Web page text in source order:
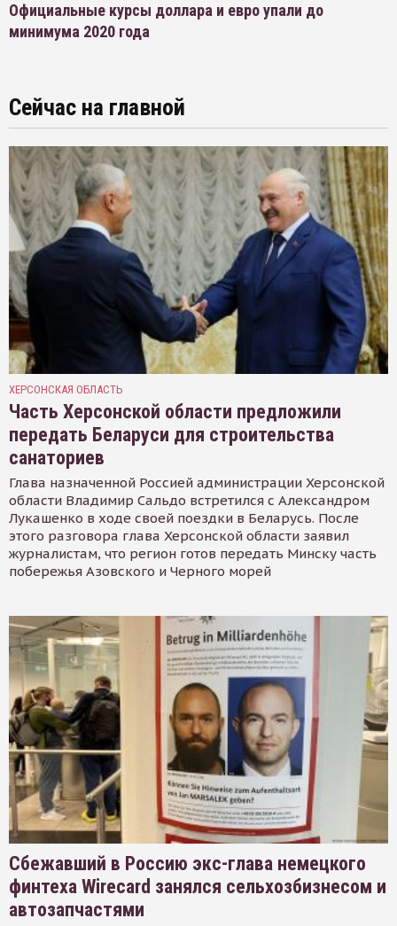
Официальные курсы доллара и евро упали до
минимума 2020 года
Сейчас на главной
ХЕРСОНСКАЯ ОБЛАСТЬ
Часть Херсонской области предложили
передать Беларуси для строительства
санаториев
Глава назначенной Россией администрации Херсонской
области Владимир Сальдо встретился с Александром
Лукашенко в ходе своей поездки в Беларусь. После
этого разговора глава Херсонской области заявил
журналистам, что регион готов передать Минску часть
побережья Азовского и Черного морей
Сбежавший в Россию экс-глава немецкого
финтеха Wirecard занялся сельхозбизнесом и
автозапчастями